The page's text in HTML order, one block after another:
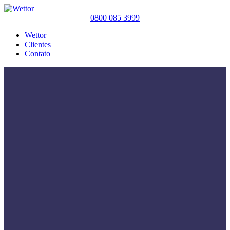
0800 085 3999
Wettor
Clientes
Contato